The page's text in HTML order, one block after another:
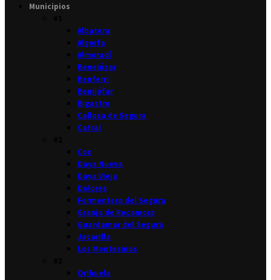
Municipios
Albatera
Algorfa
Almoradí
Benejúzar
Benferri
Benijófar
Bigastro
Callosa de Segura
Catral
Cox
Daya Nueva
Daya Vieja
Dolores
Formentera del Segura
Granja de Rocamora
Guardamar del Segura
Jacarilla
Los Montesinos
Orihuela